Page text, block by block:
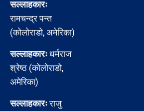
सल्लाहकारः
रामचन्द्र पन्त
(कोलोराडो, अमेरिका)
सल्लाहकारःधर्मराज
श्रेष्ठ (कोलोराडो,
अमेरिका)
सल्लाहकारःराजु